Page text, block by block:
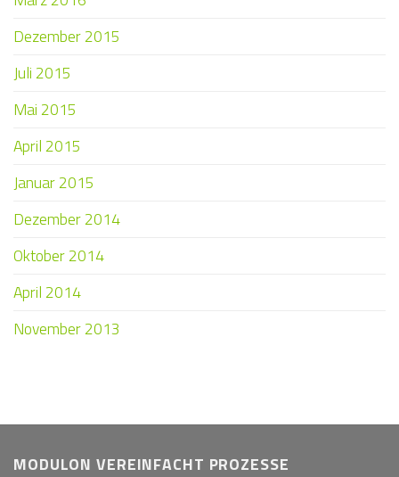
Dezember 2015
Juli 2015
Mai 2015
April 2015
Januar 2015
Dezember 2014
Oktober 2014
April 2014
November 2013
MODULON VEREINFACHT PROZESSE